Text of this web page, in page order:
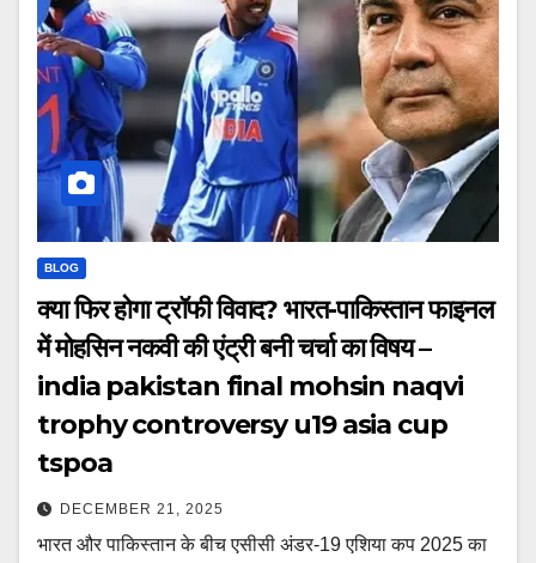
BLOG
क्या फिर होगा ट्रॉफी विवाद? भारत-पाकिस्तान फाइनल
में मोहसिन नकवी की एंट्री बनी चर्चा का विषय –
india pakistan final mohsin naqvi
trophy controversy u19 asia cup
tspoa
DECEMBER 21, 2025
भारत और पाकिस्तान के बीच एसीसी अंडर-19 एशिया कप 2025 का